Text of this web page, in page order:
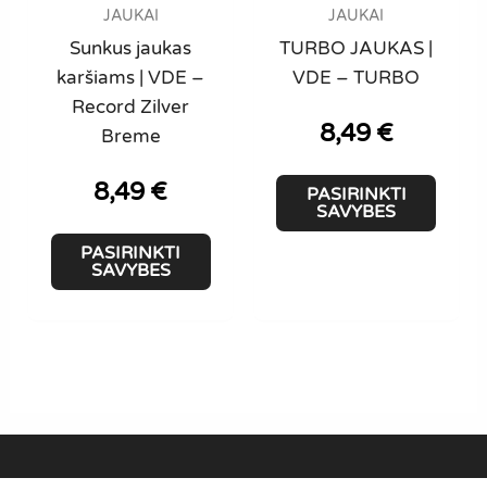
JAUKAI
Sunkus jaukas
karšiams | VDE –
Record Zilver
Breme
8,49 €
PASIRINKTI
SAVYBES
This
be
JAUKAI
TURBO JAUKAS |
VDE – TURBO
8,49 €
PASIRINKTI
SAVYBES
This
on